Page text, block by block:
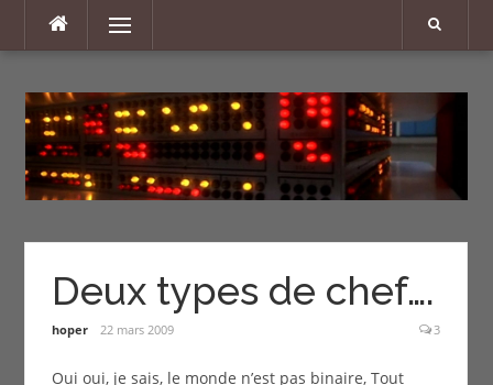
Menu
Deux types de chef….
hoper 22 mars 2009 3
Oui oui, je sais, le monde n’est pas binaire, Tout